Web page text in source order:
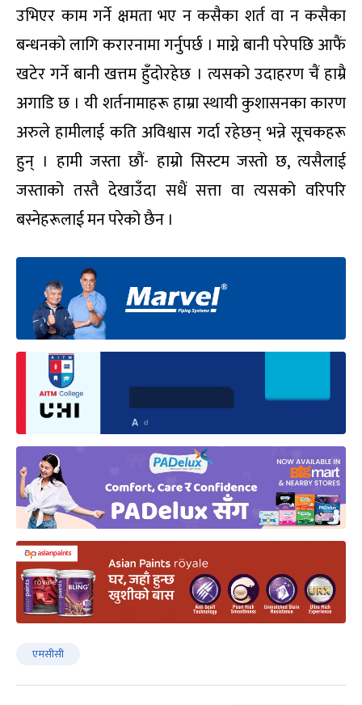
उभिएर काम गर्ने क्षमता भए न कसैका शर्त वा न कसैका
बन्धनको लागि करारनामा गर्नुपर्छ । माग्ने बानी परेपछि आफैं
खटेर गर्ने बानी खत्तम हुँदोरहेछ । त्यसको उदाहरण चैं हाम्रै
अगाडि छ । यी शर्तनामाहरू हाम्रा स्थायी कुशासनका कारण
अरुले हामीलाई कति अविश्वास गर्दा रहेछन् भन्ने सूचकहरू
हुन् । हामी जस्ता छौं- हाम्रो सिस्टम जस्तो छ, त्यसैलाई
जस्ताको तस्तै देखाउँदा सधैं सत्ता वा त्यसको वरिपरि
बस्नेहरूलाई मन परेको छैन ।
एमसीसी